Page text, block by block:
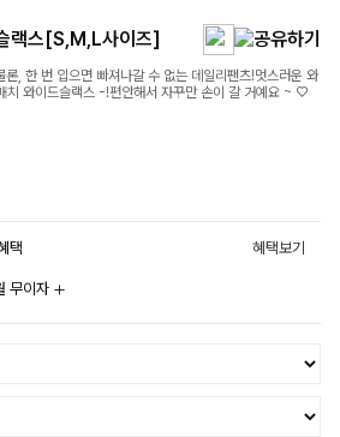
랙스[S,M,L사이즈]
, 한 번 입으면 빠져나갈 수 없는 데일리팬츠!멋스러운 와
치 와이드슬랙스 -!편안해서 자꾸만 손이 갈 거예요 ~ ♡
택 혜택보기
무이자